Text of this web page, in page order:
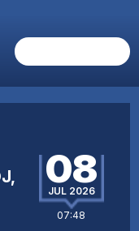
08
JUL 2026
07:48